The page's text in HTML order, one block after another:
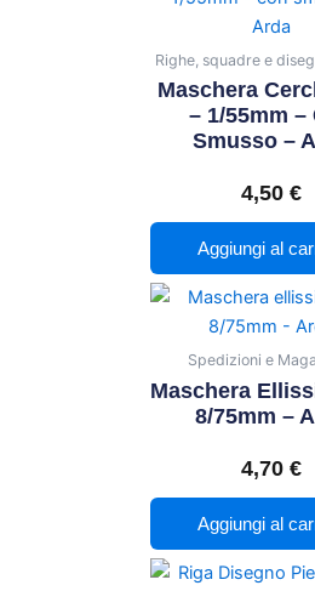
pagina
del
Righe, squadre e
Maschera
– 1/55mm –
Smusso –
4,50 €
Aggiungi al
Spedizioni e
Maschera
8/75mm –
4,70 €
Aggiungi al